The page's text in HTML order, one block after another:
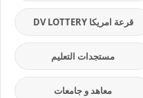
قرعة امريكا DV LOTTERY
مستجدات التعليم
معاهد و جامعات